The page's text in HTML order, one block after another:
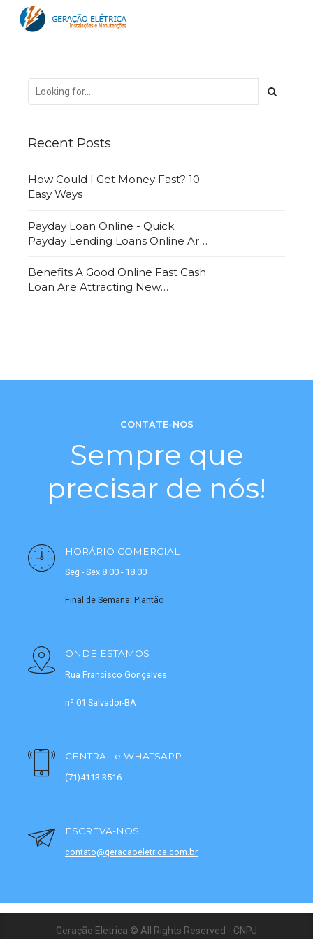
Recent Posts
How Could I Get Money Fast? 10
Easy Ways
Payday Loan Online - Quick
Payday Lending Loans Online Are
Benefits A Good Online Fast Cash
Loan Are Attracting New
CONTATE-NOS
Sempre que
precisar de nós!
HORÁRIO COMERCIAL
Seg - Sex 8.00 - 18.00
Final de Semana: Plantão
ONDE ESTAMOS
Rua Francisco Gonçalves
nº 01 Salvador-BA
CENTRAL e WHATSAPP
(71)4113-3516
ESCREVA-NOS
contato@geracaoeletrica.com.br
Geração Eletrica © All Rights Reserved - CNPJ